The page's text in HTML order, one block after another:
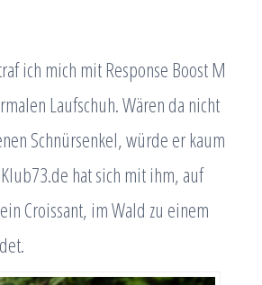
ich mich mit Response Boost M
Laufschuh. Wären da nicht
Schnürsenkel, würde er kaum
hat sich mit ihm, auf
Croissant, im Wald zu einem